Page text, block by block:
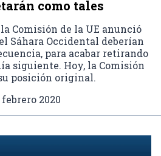
como tales
Comisión de la UE anunció
Sáhara Occidental deberían
para acabar retirando
siguiente. Hoy, la Comisión
posición original.
febrero 2020